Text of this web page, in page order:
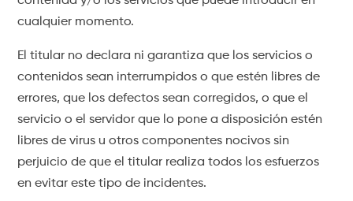
cualquier momento.
El titular no declara ni garantiza que los servicios o
contenidos sean interrumpidos o que estén libres de
errores, que los defectos sean corregidos, o que el
servicio o el servidor que lo pone a disposición estén
libres de virus u otros componentes nocivos sin
perjuicio de que el titular realiza todos los esfuerzos
en evitar este tipo de incidentes.